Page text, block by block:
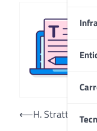
Navegação
⟵H. Strattner: